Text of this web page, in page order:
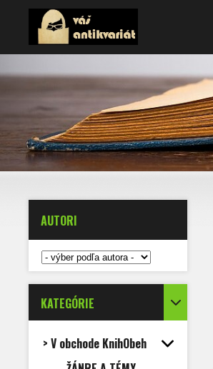
AUTORI
KATEGÓRIE
> V obchode KnihObeh